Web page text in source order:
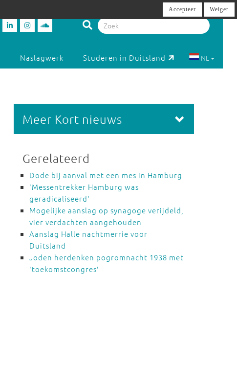
Naslagwerk Studeren in Duitsland NL
Meer Kort nieuws
Gerelateerd
Dode bij aanval met een mes in Hamburg
'Messentrekker Hamburg was
geradicaliseerd'
Mogelijke aanslag op synagoge verijdeld,
vier verdachten aangehouden
Aanslag Halle nachtmerrie voor
Duitsland
Joden herdenken pogromnacht 1938 met
'toekomstcongres'
Accepteer Weiger